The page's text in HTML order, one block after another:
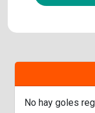
No hay goles